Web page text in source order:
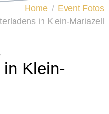
Home
Event Fotos
in Klein-Mariazell
Klein-